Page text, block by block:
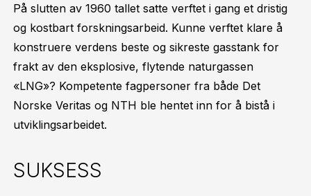
På slutten av 1960 tallet satte verftet i gang et dristig
og kostbart forskningsarbeid. Kunne verftet klare å
konstruere verdens beste og sikreste gasstank for
frakt av den eksplosive, flytende naturgassen
«LNG»? Kompetente fagpersoner fra både Det
Norske Veritas og NTH ble hentet inn for å bistå i
utviklingsarbeidet.
SUKSESS